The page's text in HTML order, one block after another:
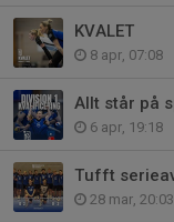
KVALET
8 apr, 07:08
Allt står på
6 apr, 19:18
28 mar, 20:03